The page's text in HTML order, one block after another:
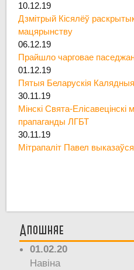
10.12.19
Дзмітрый Кісялёў
мацярынству
06.12.19
Прайшло чарговае
01.12.19
Пятыя Беларускія
30.11.19
Мінскі Свята-
прапаганды ЛГБТ
30.11.19
Мітрапаліт Павел
Апошняе
01.02.20
Навіна